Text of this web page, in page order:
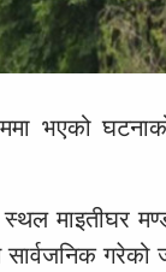
भएको
माइतीघर
गरेको